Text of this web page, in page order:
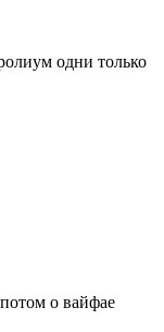
одни только
о вайфае